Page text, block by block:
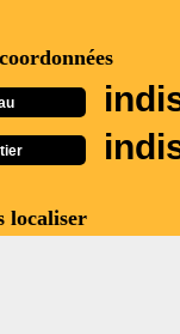
localiser